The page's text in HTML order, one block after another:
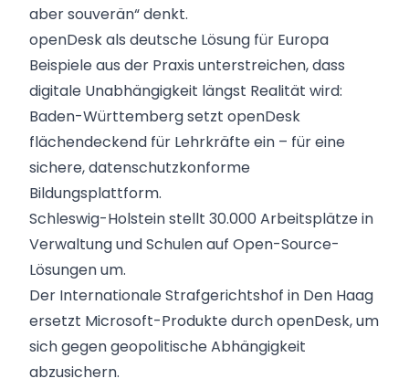
aber souverän“ denkt.
openDesk als deutsche Lösung für Europa
Beispiele aus der Praxis unterstreichen, dass
digitale Unabhängigkeit längst Realität wird:
Baden-Württemberg setzt openDesk
flächendeckend für Lehrkräfte ein – für eine
sichere, datenschutzkonforme
Bildungsplattform.
Schleswig-Holstein stellt 30.000 Arbeitsplätze in
Verwaltung und Schulen auf Open-Source-
Lösungen um.
Der Internationale Strafgerichtshof in Den Haag
ersetzt Microsoft-Produkte durch openDesk, um
sich gegen geopolitische Abhängigkeit
abzusichern.